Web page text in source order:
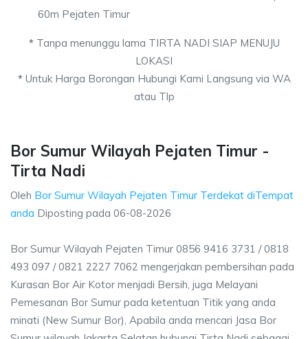
60m Pejaten Timur
*Tanpa menunggu lama TIRTA NADI SIAP MENUJU
LOKASI
*Untuk Harga Borongan Hubungi Kami Langsung via WA
atau Tlp
Bor Sumur Wilayah Pejaten Timur -
Tirta Nadi
Oleh Bor Sumur Wilayah Pejaten Timur Terdekat diTempat
anda Diposting pada 06-08-2026
Bor Sumur Wilayah Pejaten Timur 0856 9416 3731 / 0818
493 097 / 0821 2227 7062 mengerjakan pembersihan pada
Kurasan Bor Air Kotor menjadi Bersih, juga Melayani
Pemesanan Bor Sumur pada ketentuan Titik yang anda
minati (New Sumur Bor), Apabila anda mencari Jasa Bor